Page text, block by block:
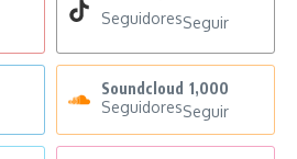
SeguidoresSeguir
Soundcloud 1,000
SeguidoresSeguir